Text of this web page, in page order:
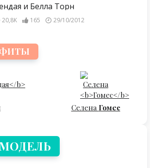
и Белла Торн
20,8K 165 29/10/2012
Селена Гомес